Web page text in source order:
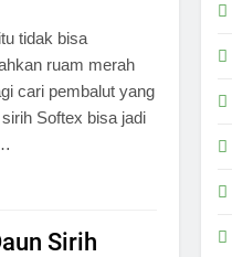
tidak bisa
ruam merah
cari pembalut yang
Softex bisa jadi
Sirih